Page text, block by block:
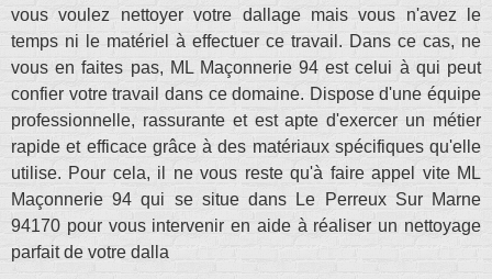
vous voulez nettoyer votre dallage mais vous n'avez le
temps ni le matériel à effectuer ce travail. Dans ce cas, ne
vous en faites pas, ML Maçonnerie 94 est celui à qui peut
confier votre travail dans ce domaine. Dispose d'une équipe
professionnelle, rassurante et est apte d'exercer un métier
rapide et efficace grâce à des matériaux spécifiques qu'elle
utilise. Pour cela, il ne vous reste qu'à faire appel vite ML
Maçonnerie 94 qui se situe dans Le Perreux Sur Marne
94170 pour vous intervenir en aide à réaliser un nettoyage
parfait de votre dalla